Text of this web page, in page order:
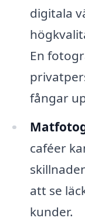
digitala
En
fångar
caféer
att se
kunder.